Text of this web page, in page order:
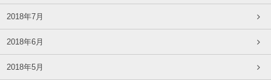
2018年7月
2018年6月
2018年5月